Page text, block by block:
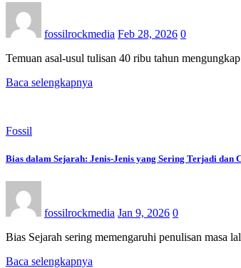
fossilrockmedia Feb 28, 2026 0
Temuan asal-usul tulisan 40 ribu tahun
Baca selengkapnya
Fossil
Bias dalam Sejarah: Jenis-Jenis yang Sering Terjadi dan
fossilrockmedia Jan 9, 2026 0
Bias Sejarah sering memengaruhi penulisan masa
Baca selengkapnya